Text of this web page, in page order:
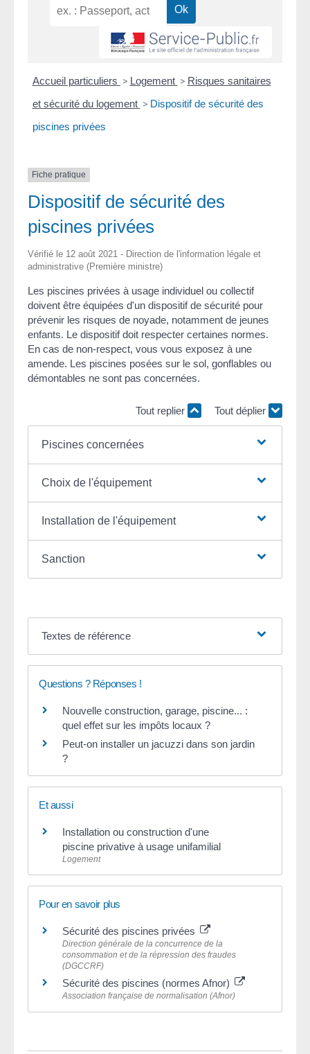
Accueil particuliers > Logement > Risques sanitaires
et sécurité du logement > Dispositif de sécurité des
piscines privées
Fiche pratique
Dispositif de sécurité des
piscines privées
Vérifié le 12 août 2021 - Direction de l'information légale et
administrative (Première ministre)
Les piscines privées à usage individuel ou collectif
doivent être équipées d'un dispositif de sécurité pour
prévenir les risques de noyade, notamment de jeunes
enfants. Le dispositif doit respecter certaines normes.
En cas de non-respect, vous vous exposez à une
amende. Les piscines posées sur le sol, gonflables ou
démontables ne sont pas concernées.
Tout replier Tout déplier
Piscines concernées
Choix de l'équipement
Installation de l'équipement
Sanction
Textes de référence
Questions ? Réponses !
Nouvelle construction, garage, piscine... :
quel effet sur les impôts locaux ?
Peut-on installer un jacuzzi dans son jardin
?
Et aussi
Installation ou construction d'une
piscine privative à usage unifamilial
Logement
Pour en savoir plus
Sécurité des piscines privées
Direction générale de la concurrence de la
consommation et de la répression des fraudes
(DGCCRF)
Sécurité des piscines (normes Afnor)
Association française de normalisation (Afnor)